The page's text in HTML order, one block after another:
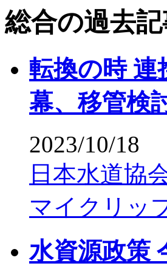
総合の過去
転換の時
幕、移管検
2023/10/18
日本水道協
マイクリッ
水資源政策